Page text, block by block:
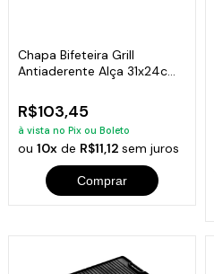
Chapa Bifeteira Grill
Antiaderente Alça 31x24cm
R$103,45
à vista no Pix ou Boleto
ou10x de R$11,12sem juros
Comprar